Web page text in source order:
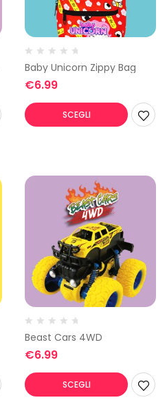
Baby Unicorn Zippy Bag
€6.99
SCEGLI
Beast Cars 4WD
€6.99
SCEGLI